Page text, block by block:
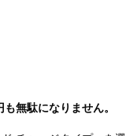
無駄になりません。